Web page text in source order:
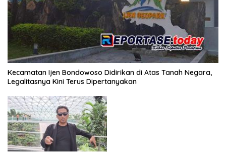
Kecamatan Ijen Bondowoso Didirikan di Atas Tanah Negara,
Legalitasnya Kini Terus Dipertanyakan